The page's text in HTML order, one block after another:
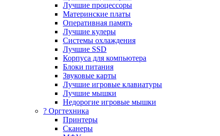
Лучшие процессоры
Материнские платы
Оперативная память
Лучшие кулеры
Системы охлаждения
Лучшие SSD
Корпуса для компьютера
Блоки питания
Звуковые карты
Лучшие игровые клавиатуры
Лучшие мышки
Недорогие игровые мышки
?️ Оргтехника
Принтеры
Сканеры